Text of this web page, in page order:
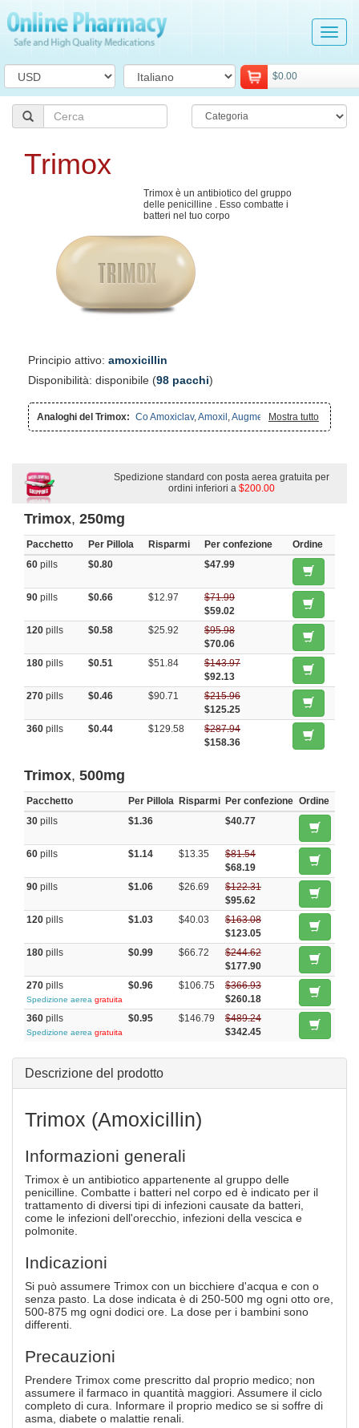
$0.00
Trimox
Trimox è un antibiotico del gruppo
delle penicilline . Esso combatte i
batteri nel tuo corpo
Principio attivo: amoxicillin
Disponibilità: disponibile (98 pacchi)
Mostra tutto
Analoghi del Trimox: Co Amoxiclav,Amoxil ,Augmentin
Spedizione standard con posta aerea gratuita per
ordini inferiori a $200.00
Trimox, 250mg
Pacchetto Per Pillola Risparmi Per confezione
Ordine
60 pills $0.80 $47.99
90 pills $0.66 $12.97
$71.99
$59.02
120 pills $0.58 $25.92
$95.98
$70.06
180 pills $0.51 $51.84
$143.97
$92.13
270 pills $0.46 $90.71
$215.96
$125.25
360 pills $0.44 $129.58
$287.94
$158.36
Trimox, 500mg
Pacchetto Per Pillola Risparmi Per confezione Ordine
30 pills $1.36 $40.77
60 pills $1.14 $13.35
$81.54
$68.19
90 pills $1.06 $26.69
$122.31
$95.62
120 pills $1.03 $40.03
$163.08
$123.05
180 pills $0.99 $66.72
$244.62
$177.90
270 pills
Spedizione aerea gratuita
$0.96 $106.75
$366.93
$260.18
360 pills
Spedizione aerea gratuita
$0.95 $146.79
$489.24
$342.45
Descrizione del prodotto
Trimox (Amoxicillin)
Informazioni generali
Trimox è un antibiotico appartenente al gruppo delle
penicilline. Combatte i batteri nel corpo ed è indicato per il
trattamento di diversi tipi di infezioni causate da batteri,
come le infezioni dell'orecchio, infezioni della vescica e
polmonite.
Indicazioni
Si può assumere Trimox con un bicchiere d'acqua e con o
senza pasto. La dose indicata è di 250-500 mg ogni otto ore,
500-875 mg ogni dodici ore. La dose per i bambini sono
differenti.
Precauzioni
Prendere Trimox come prescritto dal proprio medico; non
assumere il farmaco in quantità maggiori. Assumere il ciclo
completo di cura. Informare il proprio medico se si soffre di
asma, diabete o malattie renali.